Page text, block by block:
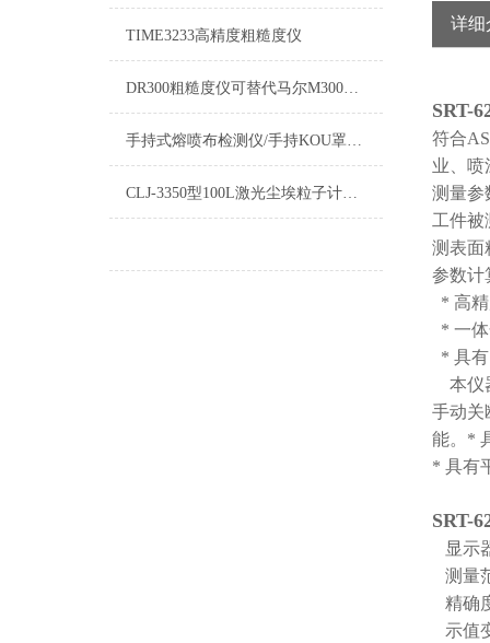
TIME3233高精度粗糙度仪
DR300粗糙度仪可替代马尔M300C三丰SJ-310
手持式熔喷布检测仪/手持KOU罩过滤测试仪
CLJ-3350型100L激光尘埃粒子计数器
详细
SRT-
符合
业、喷
测量参
工件被
测表面
参数计
* 高
* 一
* 具
本仪
手动关
能。 *
* 具有
SRT-
显示
测量
精确
示值